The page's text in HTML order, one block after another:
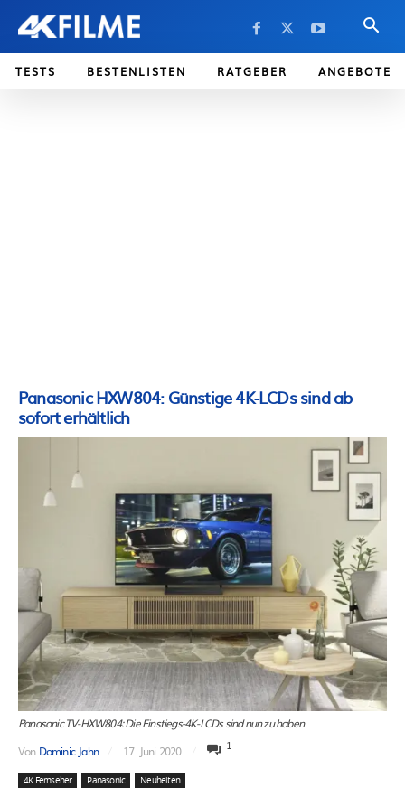
TESTS BESTENLISTEN RATGEBER ANGEBOTE
Panasonic HXW804: Günstige 4K-LCDs sind ab
sofort erhältlich
Panasonic TV-HXW804: Die Einstiegs-4K-LCDs sind nun zu haben
Von Dominic Jahn 17. Juni 2020 1
4K Fernseher Panasonic Neuheiten